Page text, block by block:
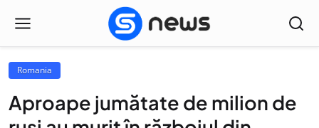
Romania
Aproape jumătate de milion de